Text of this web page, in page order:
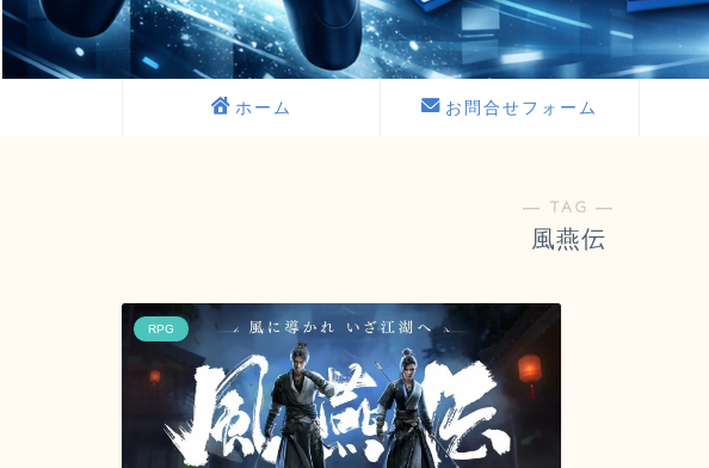
ホーム お問合せフォーム
― TAG ―
風燕伝
RPG